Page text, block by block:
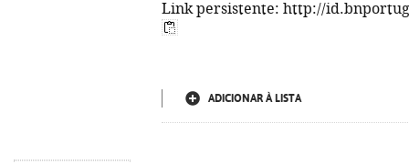
Link persistente: http://
ADICIONAR À LISTA